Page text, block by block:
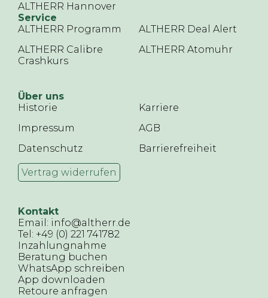
ALTHERR Hannover
Service
ALTHERR Programm
ALTHERR Deal Alert
ALTHERR Calibre
Crashkurs
ALTHERR Atomuhr
Über uns
Historie
Karriere
Impressum
AGB
Datenschutz
Barrierefreiheit
Vertrag widerrufen
Kontakt
Email: info@altherr.de
Tel: +49 (0) 221 741782
Inzahlungnahme
Beratung buchen
WhatsApp schreiben
App downloaden
Retoure anfragen